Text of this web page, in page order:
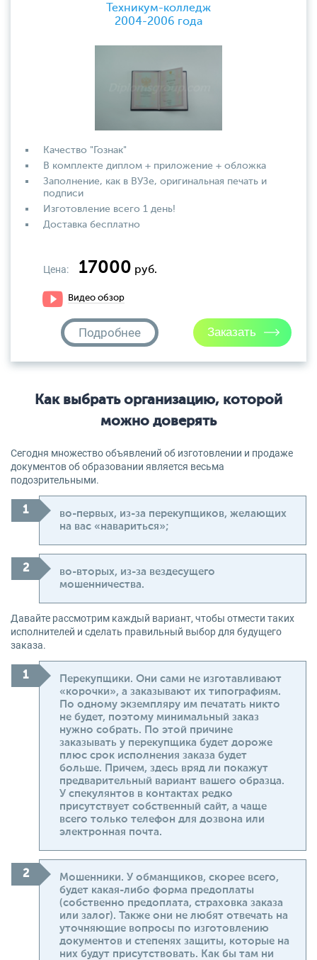
Техникум-колледж
2004-2006 года
Качество "Гознак"
В комплекте диплом + приложение + обложка
Заполнение, как в ВУЗе, оригинальная печать и
подписи
Изготовление всего 1 день!
Доставка бесплатно
Цена: 17000 руб.
Видео обзор
Подробнее
Как выбрать организацию, которой
можно доверять
Сегодня множество объявлений об изготовлении и продаже
документов об образовании является весьма
подозрительными.
во-первых, из-за перекупщиков, желающих
на вас «навариться»;
во-вторых, из-за вездесущего
мошенничества.
Давайте рассмотрим каждый вариант, чтобы отмести таких
исполнителей и сделать правильный выбор для будущего
заказа.
Перекупщики. Они сами не изготавливают
«корочки», а заказывают их типографиям.
По одному экземпляру им печатать никто
не будет, поэтому минимальный заказ
нужно собрать. По этой причине
заказывать у перекупщика будет дороже
плюс срок исполнения заказа будет
больше. Причем, здесь вряд ли покажут
предварительный вариант вашего образца.
У спекулянтов в контактах редко
присутствует собственный сайт, а чаще
всего только телефон для дозвона или
электронная почта.
Мошенники. У обманщиков, скорее всего,
будет какая-либо форма предоплаты
(собственно предоплата, страховка заказа
или залог). Также они не любят отвечать на
уточняющие вопросы по изготовлению
документов и степенях защиты, которые на
них будут присутствовать. Как бы там ни